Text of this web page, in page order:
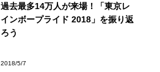
過去最多14万人が来場！「東京レ
インボープライド 2018」を振り返
ろう
2018/5/7